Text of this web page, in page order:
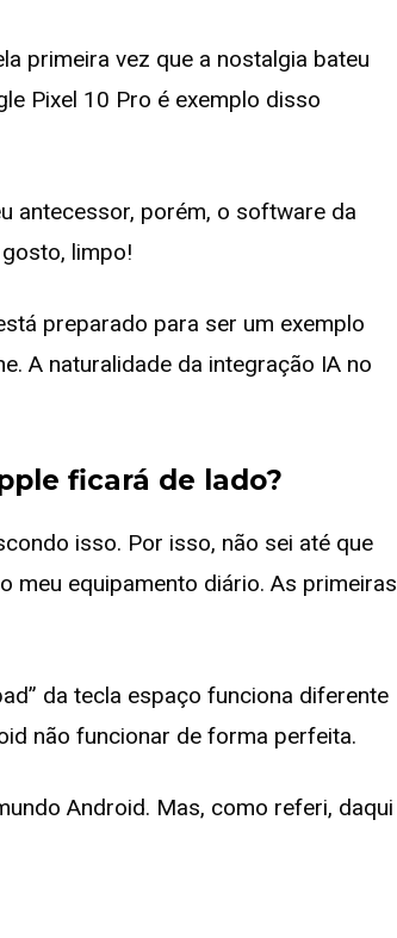
primeira vez que a nostalgia bateu
Pixel 10 Pro é exemplo disso
antecessor, porém, o software da
limpo!
preparado para ser um exemplo
A naturalidade da integração IA no
ficará de lado?
isso. Por isso, não sei até que
meu equipamento diário. As primeiras
da tecla espaço funciona diferente
não funcionar de forma perfeita.
Android. Mas, como referi, daqui